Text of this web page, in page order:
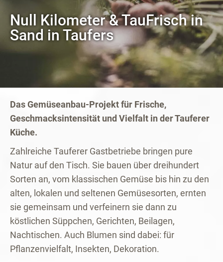
Null Kilometer & TauFrisch in
Sand in Taufers
Das Gemüseanbau-Projekt für Frische,
Geschmacksintensität und Vielfalt in der Tauferer
Küche.
Zahlreiche Tauferer Gastbetriebe bringen pure
Natur auf den Tisch. Sie bauen über dreihundert
Sorten an, vom klassischen Gemüse bis hin zu den
alten, lokalen und seltenen Gemüsesorten, ernten
sie gemeinsam und verfeinern sie dann zu
köstlichen Süppchen, Gerichten, Beilagen,
Nachtischen. Auch Blumen sind dabei: für
Pflanzenvielfalt, Insekten, Dekoration.